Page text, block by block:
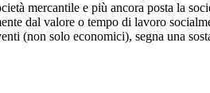
mercantile e più ancora posta la
dal valore o tempo di lavoro
(non solo economici), segna una